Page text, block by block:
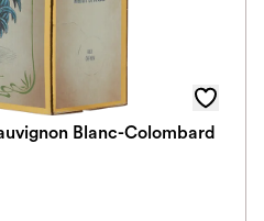
Blanc-Colombard